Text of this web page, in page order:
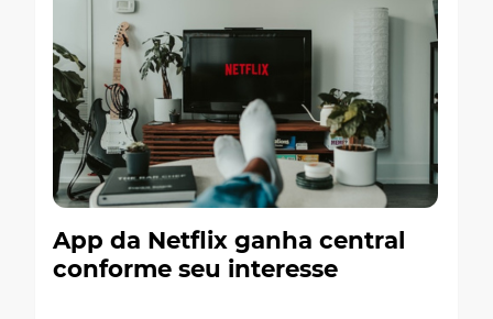
App da Netflix ganha central
conforme seu interesse